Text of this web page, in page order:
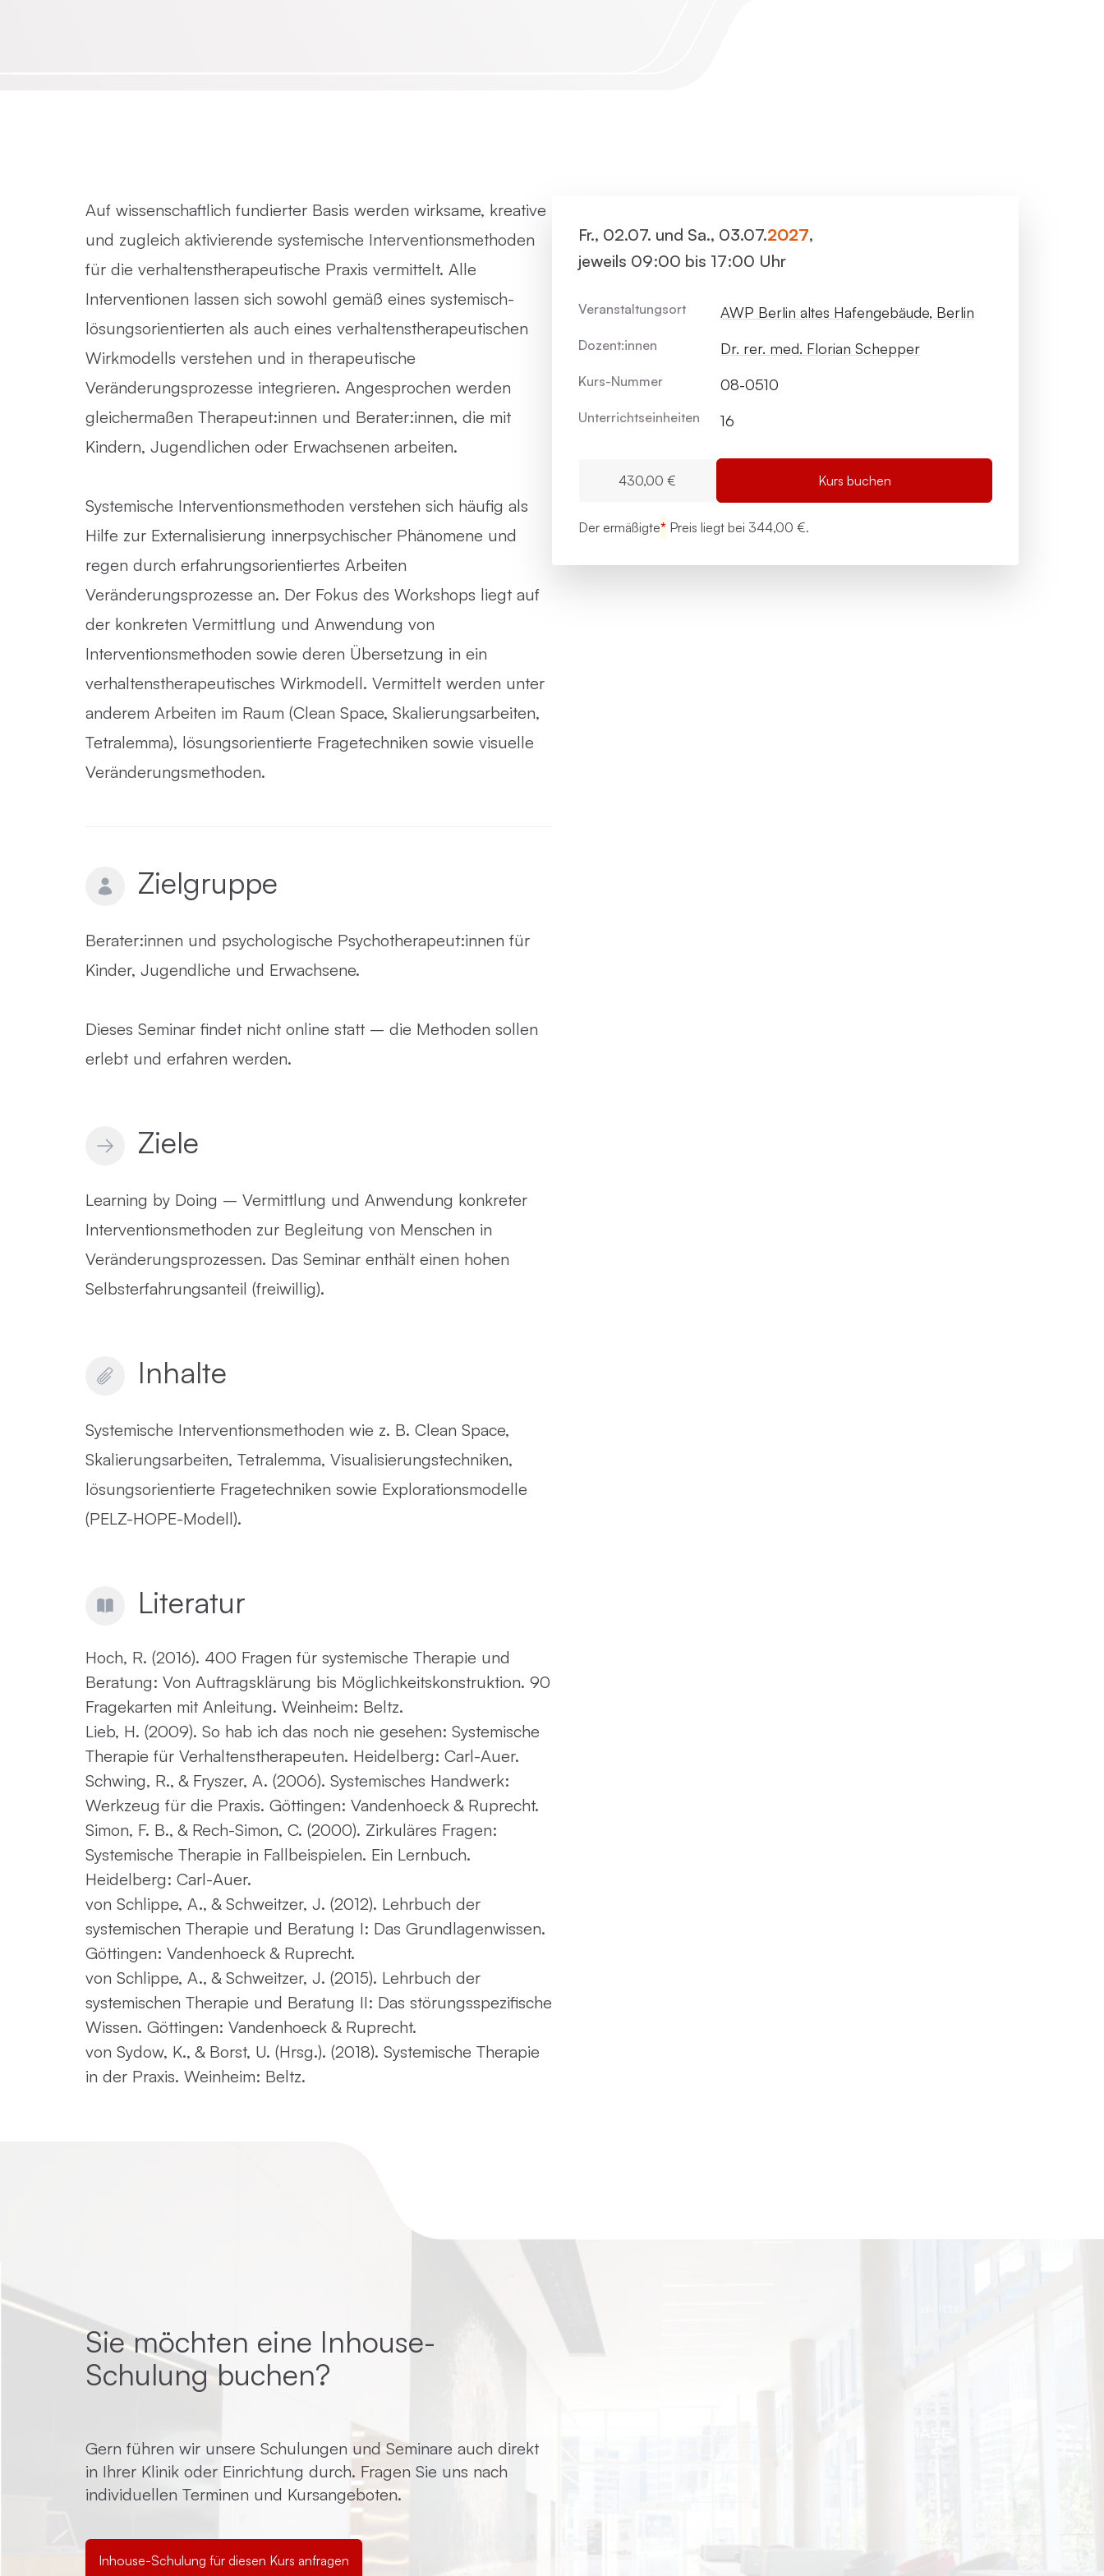
Auf wissenschaftlich fundierter Basis werden wirksame, kreative
und zugleich aktivierende systemische Interventionsmethoden
für die verhaltenstherapeutische Praxis vermittelt. Alle
Interventionen lassen sich sowohl gemäß eines systemisch-
lösungsorientierten als auch eines verhaltenstherapeutischen
Wirkmodells verstehen und in therapeutische
Veränderungsprozesse integrieren. Angesprochen werden
gleichermaßen Therapeut:innen und Berater:innen, die mit
Kindern, Jugendlichen oder Erwachsenen arbeiten.
Systemische Interventionsmethoden verstehen sich häufig als
Hilfe zur Externalisierung innerpsychischer Phänomene und
regen durch erfahrungsorientiertes Arbeiten
Veränderungsprozesse an. Der Fokus des Workshops liegt auf
der konkreten Vermittlung und Anwendung von
Interventionsmethoden sowie deren Übersetzung in ein
verhaltenstherapeutisches Wirkmodell. Vermittelt werden unter
anderem Arbeiten im Raum (Clean Space, Skalierungsarbeiten,
Tetralemma), lösungsorientierte Fragetechniken sowie visuelle
Veränderungsmethoden.
Zielgruppe
Berater:innen und psychologische Psychotherapeut:innen für
Kinder, Jugendliche und Erwachsene.
Dieses Seminar findet nicht online statt – die Methoden sollen
erlebt und erfahren werden.
Ziele
Learning by Doing – Vermittlung und Anwendung konkreter
Interventionsmethoden zur Begleitung von Menschen in
Veränderungsprozessen. Das Seminar enthält einen hohen
Selbsterfahrungsanteil (freiwillig).
Inhalte
Systemische Interventionsmethoden wie z. B. Clean Space,
Skalierungsarbeiten, Tetralemma, Visualisierungstechniken,
lösungsorientierte Fragetechniken sowie Explorationsmodelle
(PELZ-HOPE-Modell).
Literatur
Hoch, R. (2016). 400 Fragen für systemische Therapie und
Beratung: Von Auftragsklärung bis Möglichkeitskonstruktion. 90
Fragekarten mit Anleitung. Weinheim: Beltz.
Lieb, H. (2009). So hab ich das noch nie gesehen: Systemische
Therapie für Verhaltenstherapeuten. Heidelberg: Carl-Auer.
Schwing, R., & Fryszer, A. (2006). Systemisches Handwerk:
Werkzeug für die Praxis. Göttingen: Vandenhoeck & Ruprecht.
Simon, F. B., & Rech-Simon, C. (2000). Zirkuläres Fragen:
Systemische Therapie in Fallbeispielen. Ein Lernbuch.
Heidelberg: Carl-Auer.
von Schlippe, A., & Schweitzer, J. (2012). Lehrbuch der
systemischen Therapie und Beratung I: Das Grundlagenwissen.
Göttingen: Vandenhoeck & Ruprecht.
von Schlippe, A., & Schweitzer, J. (2015). Lehrbuch der
systemischen Therapie und Beratung II: Das störungsspezifische
Wissen. Göttingen: Vandenhoeck & Ruprecht.
von Sydow, K., & Borst, U. (Hrsg.). (2018). Systemische Therapie
in der Praxis. Weinheim: Beltz.
Fr., 02.07. und Sa., 03.07.2027,
jeweils 09:00 bis 17:00 Uhr
Veranstaltungsort AWP Berlin altes Hafengebäude, Berlin
Dozent:innen Dr. rer. med. Florian Schepper
Kurs-Nummer 08-0510
Unterrichts­einheiten 16
430,00 € Kurs buchen
Der ermäßigte* Preis liegt bei 344,00 €.
Sie möchten eine Inhouse-
Schulung buchen?
Gern führen wir unsere Schulungen und Seminare auch direkt
in Ihrer Klinik oder Einrichtung durch. Fragen Sie uns nach
individuellen Terminen und Kursangeboten.
Inhouse-Schulung für diesen Kurs anfragen